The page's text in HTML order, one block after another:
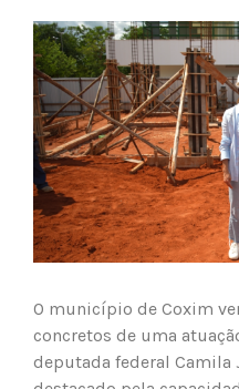
View
Larger
Image
O município de Coxim
concretos de uma
deputada federal Camila